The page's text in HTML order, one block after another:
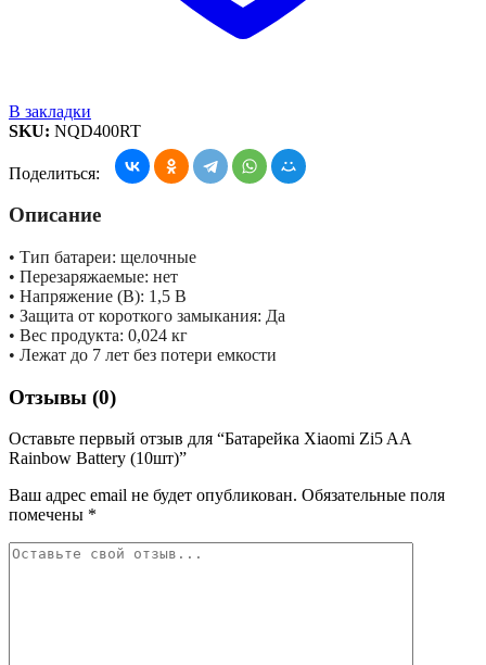
В закладки
SKU: NQD400RT
Поделиться:
Описание
• Тип батареи: щелочные
• Перезаряжаемые: нет
• Напряжение (В): 1,5 В
• Защита от короткого замыкания: Да
• Вес продукта: 0,024 кг
• Лежат до 7 лет без потери емкости
Отзывы (0)
Оставьте первый отзыв для “Батарейка Xiaomi Zi5 AA
Rainbow Battery (10шт)”
Ваш адрес email не будет опубликован. Обязательные поля
помечены *